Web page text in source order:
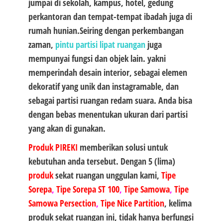
jumpai di sekolah, kampus, hotel, gedung
perkantoran dan tempat-tempat ibadah juga di
rumah hunian.Seiring dengan perkembangan
zaman, pintu partisi lipat ruanganjuga
mempunyai fungsi dan objek lain. yakni
memperindah desain interior, sebagai elemen
dekoratif yang unik dan instagramable, dan
sebagai partisi ruangan redam suara. Anda bisa
dengan bebas menentukan ukuran dari partisi
yang akan di gunakan.
Produk PIREKI memberikan solusi untuk
kebutuhan anda tersebut. Dengan 5 (lima)
produksekat ruangan unggulan kami, Tipe
Sorepa, Tipe Sorepa ST 100, Tipe Samowa, Tipe
Samowa Persection, Tipe Nice Partition, kelima
produk sekat ruangan ini, tidak hanya berfungsi